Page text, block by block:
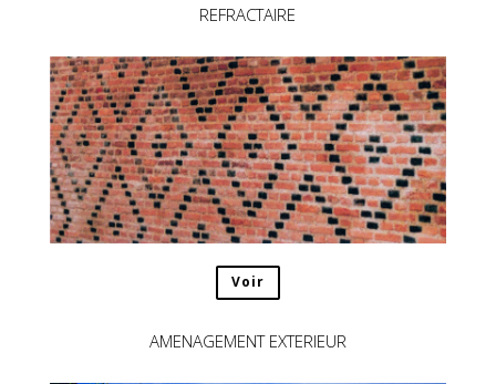
REFRACTAIRE
Voir
AMENAGEMENT EXTERIEUR